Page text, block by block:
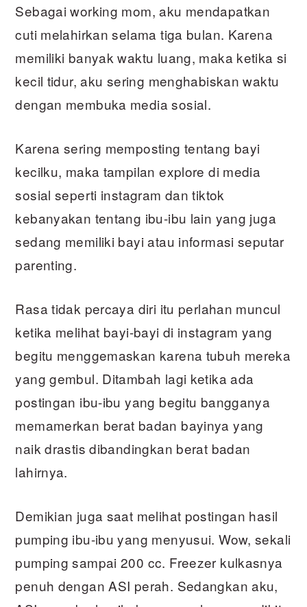
Sebagai working mom, aku mendapatkan
cuti melahirkan selama tiga bulan. Karena
memiliki banyak waktu luang, maka ketika si
kecil tidur, aku sering menghabiskan waktu
dengan membuka media sosial.
Karena sering memposting tentang bayi
kecilku, maka tampilan explore di media
sosial seperti instagram dan tiktok
kebanyakan tentang ibu-ibu lain yang juga
sedang memiliki bayi atau informasi seputar
parenting.
Rasa tidak percaya diri itu perlahan muncul
ketika melihat bayi-bayi di instagram yang
begitu menggemaskan karena tubuh mereka
yang gembul. Ditambah lagi ketika ada
postingan ibu-ibu yang begitu bangganya
memamerkan berat badan bayinya yang
naik drastis dibandingkan berat badan
lahirnya.
Demikian juga saat melihat postingan hasil
pumping ibu-ibu yang menyusui. Wow, sekali
pumping sampai 200 cc. Freezer kulkasnya
penuh dengan ASI perah. Sedangkan aku,